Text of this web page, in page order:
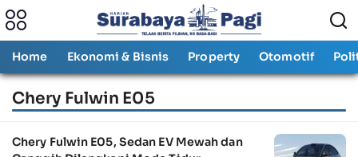
Home Ekonomi & Bisnis Property Otomotif
Chery Fulwin E05
Chery Fulwin E05, Sedan EV Mewah dan